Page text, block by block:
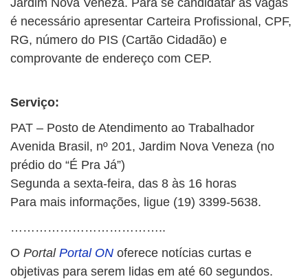
Jardim Nova Veneza. Para se candidatar às vagas
é necessário apresentar Carteira Profissional, CPF,
RG, número do PIS (Cartão Cidadão) e
comprovante de endereço com CEP.
Serviço:
PAT – Posto de Atendimento ao Trabalhador
Avenida Brasil, nº 201, Jardim Nova Veneza (no
prédio do “É Pra Já”)
Segunda a sexta-feira, das 8 às 16 horas
Para mais informações, ligue (19) 3399-5638.
………………………………..
O Portal Portal ON oferece notícias curtas e
objetivas para serem lidas em até 60 segundos.